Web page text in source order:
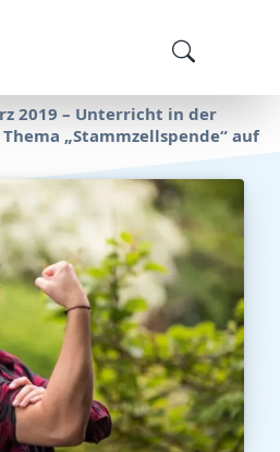
2019 – Unterricht in der
„Stammzellspende“ auf